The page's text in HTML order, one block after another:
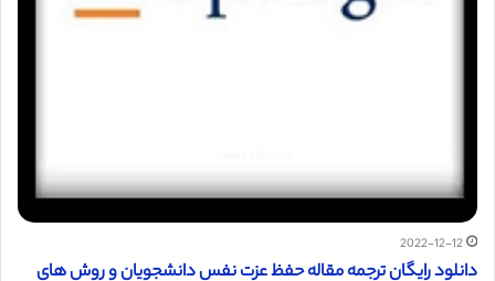
2022-12-12
دانلود رایگان ترجمه مقاله حفظ عزت نفس دانشجویان و روش های